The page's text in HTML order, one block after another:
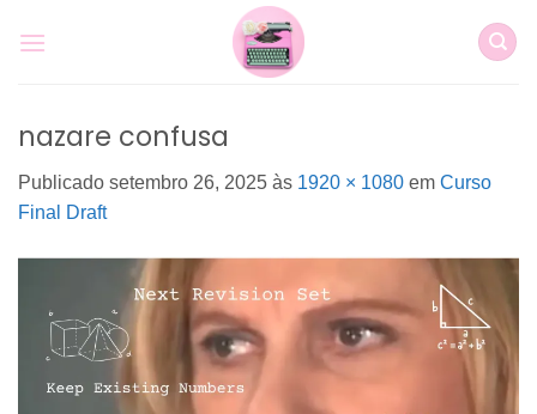
nazare confusa
Publicado setembro 26, 2025 às 1920 × 1080 em Curso
Final Draft